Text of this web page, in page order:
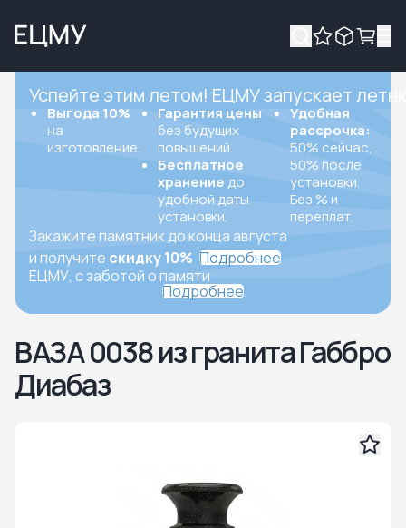
Успейте этим летом! ЕЦМУ запускает
Выгода 10%
на
изготовление.
Гарантия цены
без будущих
повышений.
Бесплатное
хранение до
удобной даты
установки.
Удобная
рассрочка:
50% сейчас,
50% после
установки.
Без % и
переплат.
Закажите памятник до конца августа
и получите скидку 10% Подробнее
ЕЦМУ, с заботой о памяти
Подробнее
ВАЗА 0038 из гранита Габбро
Диабаз